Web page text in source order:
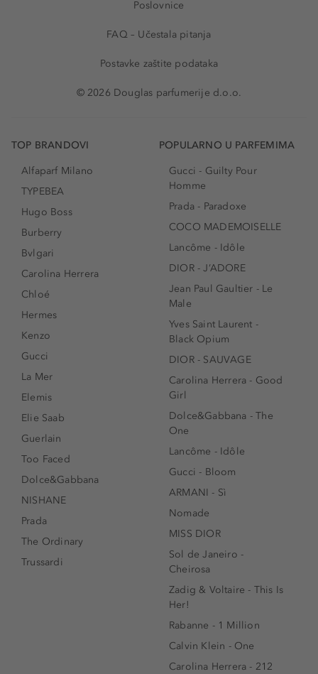
Poslovnice
FAQ – Učestala pitanja
Postavke zaštite podataka
© 2026 Douglas parfumerije d.o.o.
TOP BRANDOVI
Alfaparf Milano
TYPEBEA
Hugo Boss
Burberry
Bvlgari
Carolina Herrera
Chloé
Hermes
Kenzo
Gucci
La Mer
Elemis
Elie Saab
Guerlain
Too Faced
Dolce&Gabbana
NISHANE
Prada
The Ordinary
Trussardi
POPULARNO U PARFEMIMA
Gucci - Guilty Pour
Homme
Prada - Paradoxe
COCO MADEMOISELLE
Lancôme - Idôle
DIOR - J’ADORE
Jean Paul Gaultier - Le
Male
Yves Saint Laurent -
Black Opium
DIOR - SAUVAGE
Carolina Herrera - Good
Girl
Dolce&Gabbana - The
One
Lancôme - Idôle
Gucci - Bloom
ARMANI - Sì
Nomade
MISS DIOR
Sol de Janeiro -
Cheirosa
Zadig & Voltaire - This Is
Her!
Rabanne - 1 Million
Calvin Klein - One
Carolina Herrera - 212